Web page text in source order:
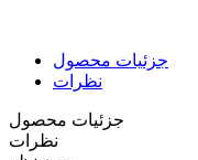
جزئیات محصول
نظرات
جزئیات محصول
نظرات